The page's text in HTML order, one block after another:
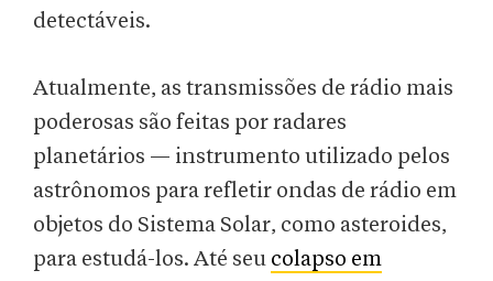
detectáveis.
Atualmente, as transmissões de rádio mais
poderosas são feitas por radares
planetários — instrumento utilizado pelos
astrônomos para refletir ondas de rádio em
objetos do Sistema Solar, como asteroides,
para estudá-los. Até seu colapso em